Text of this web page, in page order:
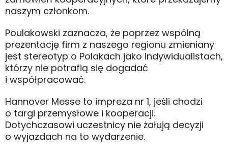
naszym członkom.
Poulakowski zaznacza, że poprzez wspólną
prezentację firm z naszego regionu zmieniany
jest stereotyp o Polakach jako indywidualistach,
którzy nie potrafią się dogadać
i współpracować.
Hannover Messe to impreza nr 1, jeśli chodzi
o targi przemysłowe i kooperacji.
Dotychczasowi uczestnicy nie żałują decyzji
o wyjazdach na to wydarzenie.